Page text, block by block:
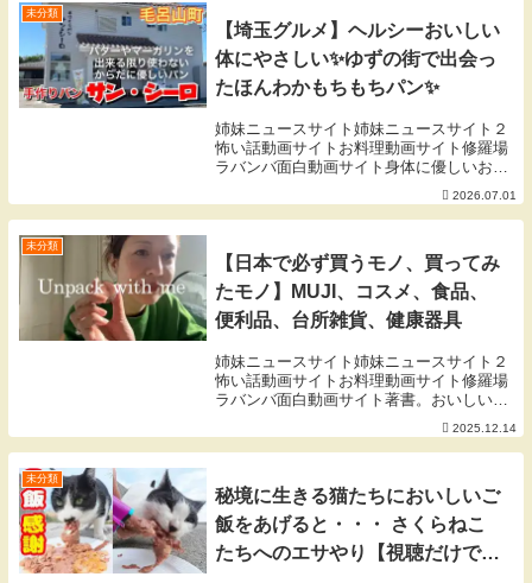
未分類
【埼玉グルメ】ヘルシーおいしい
体にやさしい✨ゆずの街で出会っ
たほんわかもちもちパン✨
姉妹ニュースサイト姉妹ニュースサイト２
怖い話動画サイトお料理動画サイト修羅場
ラバンバ面白動画サイト身体に優しいおい
しいパン屋さん！毛呂山町で出会ったパン
屋さん✨バターやマーガリンをなるべく使
わずに焼いてくれた体にやさしいパン✨ふ
2026.07.01
未分類
【日本で必ず買うモノ、買ってみ
たモノ】MUJI、コスメ、食品、
便利品、台所雑貨、健康器具
姉妹ニュースサイト姉妹ニュースサイト２
怖い話動画サイトお料理動画サイト修羅場
ラバンバ面白動画サイト著書。おいしいは
嬉しい。娘に贈る 母のお守りレシピSlowly
but surely 割烹着動画に使用してる楽曲は
全て夫の作品です。曲をまとめ...
2025.12.14
未分類
秘境に生きる猫たちにおいしいご
飯をあげると・・・ さくらねこ
たちへのエサやり【視聴だけでも